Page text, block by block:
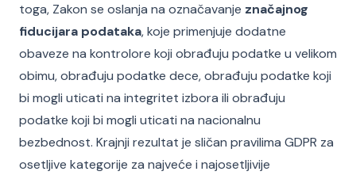
toga, Zakon se oslanja na označavanje značajnog
fiducijara podataka, koje primenjuje dodatne
obaveze na kontrolore koji obrađuju podatke u velikom
obimu, obrađuju podatke dece, obrađuju podatke koji
bi mogli uticati na integritet izbora ili obrađuju
podatke koji bi mogli uticati na nacionalnu
bezbednost. Krajnji rezultat je sličan pravilima GDPR za
osetljive kategorije za najveće i najosetljivije